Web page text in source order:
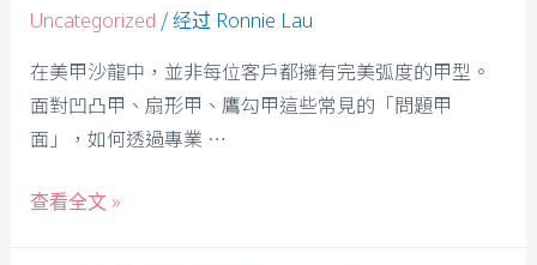
Uncategorized / 经过 Ronnie Lau
在美甲沙龍中，並非每位客戶都擁有完美弧度的甲型。
面對凹凸甲、扇形甲、鷹勾甲這些常見的「問題甲
面」，如何透過專業 …
查看全文 »